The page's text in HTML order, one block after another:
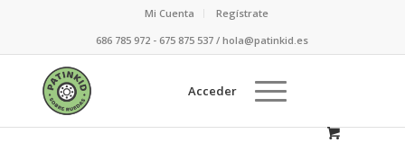
Mi Cuenta
Regístrate
686 785 972 - 675 875 537 / hola@patinkid.es
Acceder